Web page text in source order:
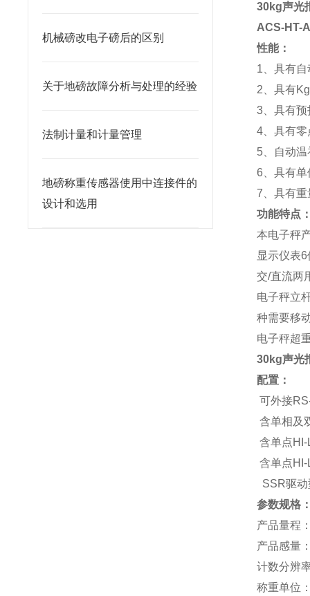
机械磅改电子磅后的区别
关于地磅故障分析与处理的经验
法制计量和计量管理
地磅称重传感器使用中连接件的
设计和选用
30kg声光
ACS-HT-
性能：
1、具有
2、具有
3、具有
4、具有
5、自动
6、具有单
7、具有
功能特点
本电子秤
显示仪表
交/直流两
电子秤立
种需要移
电子秤超
30kg声光
配置：
可外接
含单相及
含单点
含单点
SSR驱
参数规格
产品量程
产品感量
计数分辨
称重单位